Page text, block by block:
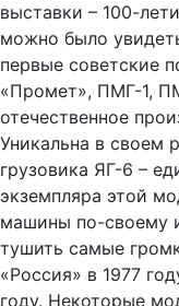
выставки – 100-
можно было
первые советские
«Промет», ПМГ-1,
отечественное
Уникальна в своем
грузовика ЯГ-6 –
экземпляра этой
машины по-своему
тушить самые
«Россия» в 1977
году. Некоторые